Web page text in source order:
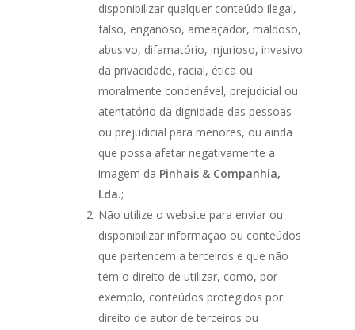
disponibilizar qualquer conteúdo ilegal,
falso, enganoso, ameaçador, maldoso,
abusivo, difamatório, injurioso, invasivo
da privacidade, racial, ética ou
moralmente condenável, prejudicial ou
atentatório da dignidade das pessoas
ou prejudicial para menores, ou ainda
que possa afetar negativamente a
imagem da Pinhais & Companhia,
Lda.;
Não utilize o website para enviar ou
disponibilizar informação ou conteúdos
que pertencem a terceiros e que não
tem o direito de utilizar, como, por
exemplo, conteúdos protegidos por
direito de autor de terceiros ou